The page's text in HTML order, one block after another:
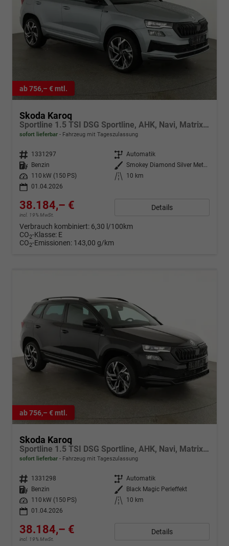
ab 756,– € mtl.
Skoda Karoq
Sportline 1.5 TSI DSG Sportline, AHK, Navi, Matrix, Side, el. Klappe, Winter, 5 J.-Garantie
sofort lieferbar Fahrzeug mit Tageszulassung
Fahrzeugnr. 1331297 Getriebe Automatik
Kraftstoff
Benzin Außenfarbe
Smokey Diamond Silver Metallic
Leistung
110 kW (150 PS) Kilometerstand
10 km
01.04.2026
38.184,– €
incl. 19% MwSt.
Details
Verbrauch kombiniert: 6,30 l/100km
CO2-Klasse: E
CO2-Emissionen: 143,00 g/km
ab 756,– € mtl.
Skoda Karoq
Sportline 1.5 TSI DSG Sportline, AHK, Navi, Matrix, Side, el. Klappe, Winter, 5 J.-Garantie
sofort lieferbar Fahrzeug mit Tageszulassung
Fahrzeugnr. 1331298 Getriebe Automatik
Kraftstoff
Benzin Außenfarbe
Black Magic Perleffekt
Leistung
110 kW (150 PS) Kilometerstand
10 km
01.04.2026
38.184,– €
incl. 19% MwSt.
Details